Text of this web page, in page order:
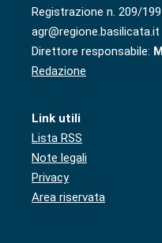
Registrazione n. 209/
agr@regione.basilicata.it
Direttore responsabile:
Redazione
Link utili
Lista RSS
Note legali
Privacy
Area riservata